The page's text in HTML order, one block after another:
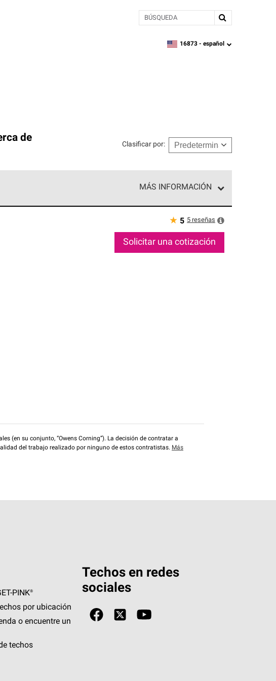
BÚSQUEDA
zipcode, language
16873 - español
de
Clasificar por:
MÁS INFORMACIÓN
y confiabilidad.
★ 5 5 reseñas
Solicitar una cotización
(en su conjunto, “Owens Corning”). La decisión de contratar a
del trabajo realizado por ninguno de estos contratistas. Más
-PINK®
por ubicación
o encuentre un
techos
Techos en redes
sociales